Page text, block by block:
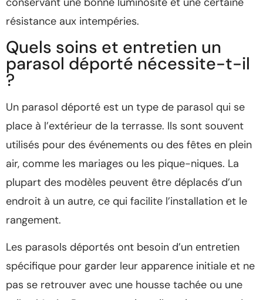
résistance aux intempéries.
Quels soins et entretien un
parasol déporté nécessite-t-il
?
Un parasol déporté est un type de parasol qui se
place à l’extérieur de la terrasse. Ils sont souvent
utilisés pour des événements ou des fêtes en plein
air, comme les mariages ou les pique-niques. La
plupart des modèles peuvent être déplacés d’un
endroit à un autre, ce qui facilite l’installation et le
rangement.
Les parasols déportés ont besoin d’un entretien
spécifique pour garder leur apparence initiale et ne
pas se retrouver avec une housse tachée ou une